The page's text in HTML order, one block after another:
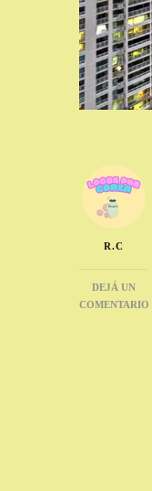
R.C
DEJÁ UN
COMENTARIO